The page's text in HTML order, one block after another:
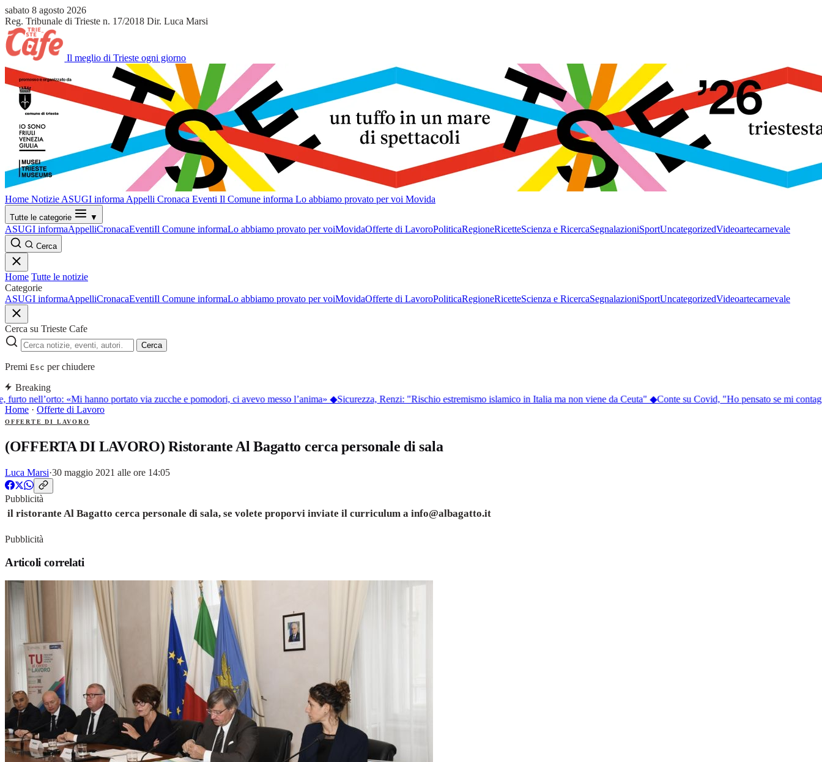
sabato 8 agosto 2026
Reg. Tribunale di Trieste n. 17/2018 Dir. Luca Marsi
Il meglio di Trieste ogni giorno
Home Notizie ASUGI informa Appelli Cronaca Eventi Il Comune informa Lo abbiamo provato per voi Movida
Tutte le categorie ▼
ASUGI informaAppelliCronacaEventiIl Comune informaLo abbiamo provato per voiMovidaOfferte di LavoroPoliticaRegioneRicetteScienza e RicercaSegnalazioniSportUncategorizedVideoartecarnevale
Cerca
Home Tutte le notizie
Categorie
ASUGI informaAppelliCronacaEventiIl Comune informaLo abbiamo provato per voiMovidaOfferte di LavoroPoliticaRegioneRicetteScienza e RicercaSegnalazioniSportUncategorizedVideoartecarnevale
Cerca su Trieste Cafe
Cerca
Premi Esc per chiudere
Breaking
furto nell’orto: «Mi hanno portato via zucche e pomodori, ci avevo messo l’anima»◆Sicurezza, Renzi: "Rischio estremismo islamico in Italia ma non viene da Ceuta"◆Conte su Covid, "Ho pensato se mi
Home · Offerte di Lavoro
OFFERTE DI LAVORO
(OFFERTA DI LAVORO) Ristorante Al Bagatto cerca personale di sala
Luca Marsi·30 maggio 2021 alle ore 14:05
Pubblicità
il ristorante Al Bagatto cerca personale di sala, se volete proporvi inviate il curriculum a info@albagatto.it
Pubblicità
Articoli correlati